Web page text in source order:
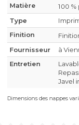
Matière
100
Type
Finition
Fournisseur
à
Entretien
Javel
Dimensions des nappes